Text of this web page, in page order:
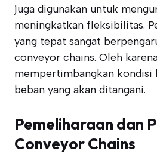
juga digunakan untuk
meningkatkan fleksibilitas.
yang tepat sangat
conveyor chains. Oleh
mempertimbangkan kondisi
beban yang akan ditangani.
Pemeliharaan dan
Conveyor Chains